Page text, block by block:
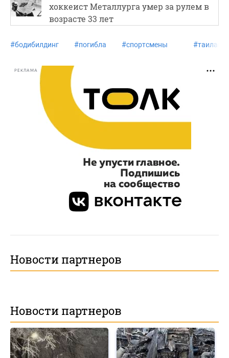
хоккеист Металлурга умер за рулем в
возрасте 33 лет
#бодибилдинг #погибла #спортсмены #таиланд
РЕКЛАМА
Новости партнеров
Новости партнеров